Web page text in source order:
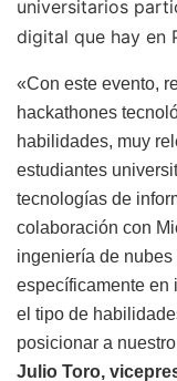
universitarios
digital que hay en
«Con este evento,
hackathones
habilidades, muy
estudiantes
tecnologías de
colaboración con
ingeniería de
específicamente en
el tipo de
posicionar a
Julio Toro,